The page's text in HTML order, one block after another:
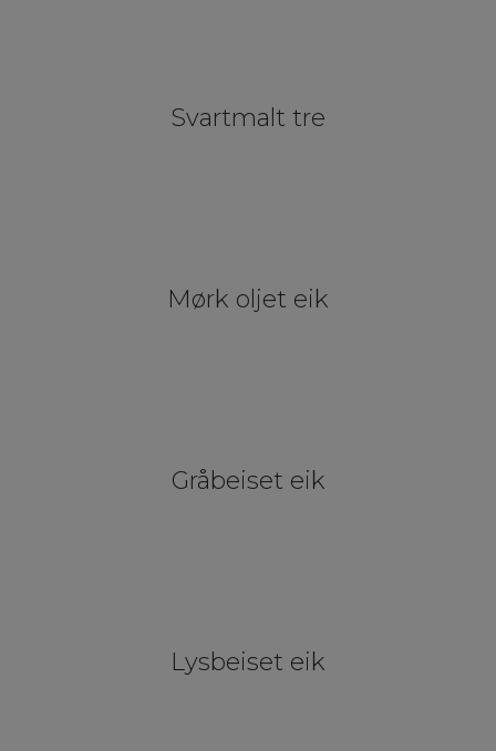
Svartmalt tre
Mørk oljet eik
Gråbeiset eik
Lysbeiset eik